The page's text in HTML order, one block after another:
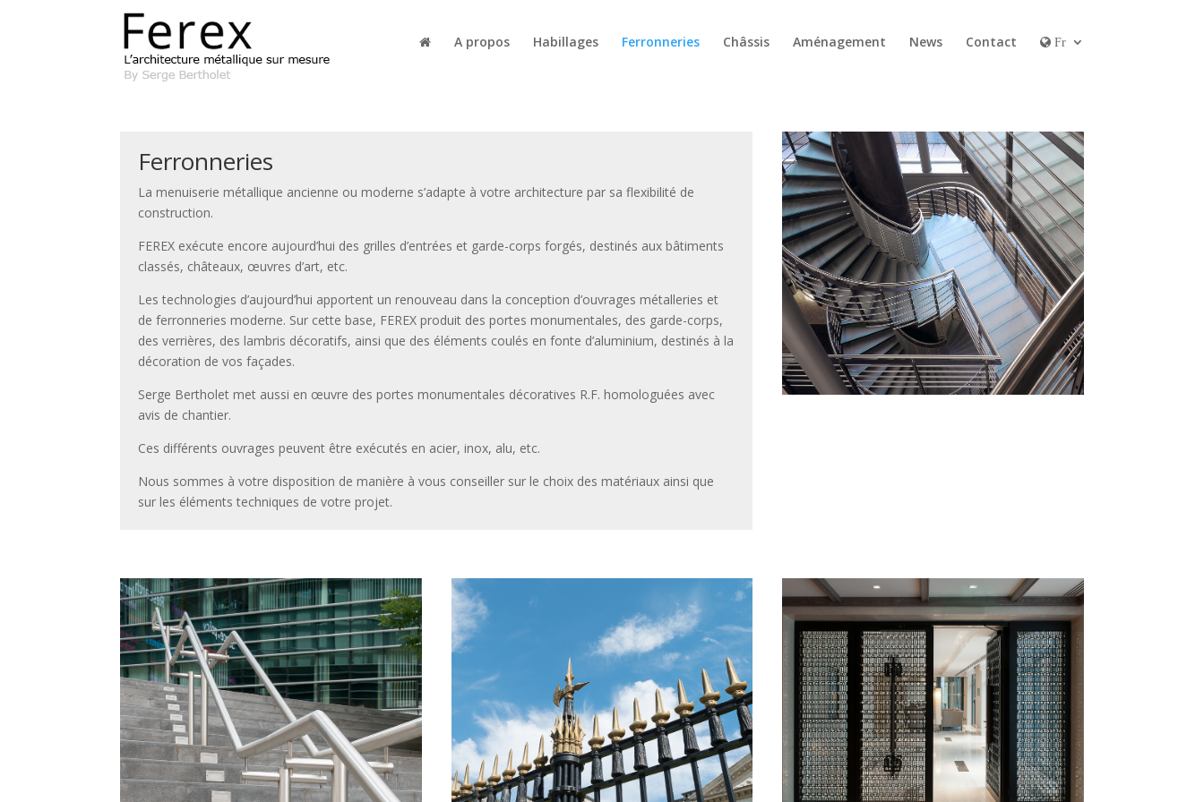
A propos Habillages Ferronneries Châssis Aménagement News Contact Fr
Ferronneries
La menuiserie métallique ancienne ou moderne s’adapte à votre architecture par sa flexibilité de
construction.
FEREX exécute encore aujourd’hui des grilles d’entrées et garde-corps forgés, destinés aux bâtiments
classés, châteaux, œuvres d’art, etc.
Les technologies d’aujourd’hui apportent un renouveau dans la conception d’ouvrages métalleries et
de ferronneries moderne. Sur cette base, FEREX produit des portes monumentales, des garde-corps,
des verrières, des lambris décoratifs, ainsi que des éléments coulés en fonte d’aluminium, destinés à la
décoration de vos façades.
Serge Bertholet met aussi en œuvre des portes monumentales décoratives R.F. homologuées avec
avis de chantier.
Ces différents ouvrages peuvent être exécutés en acier, inox, alu, etc.
Nous sommes à votre disposition de manière à vous conseiller sur le choix des matériaux ainsi que
sur les éléments techniques de votre projet.